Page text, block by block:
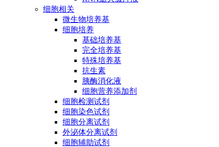
细胞相关
微生物培养基
细胞培养
基础培养基
完全培养基
特殊培养基
抗生素
胰酶消化液
细胞营养添加剂
细胞检测试剂
细胞染色试剂
细胞分离试剂
外泌体分离试剂
细胞辅助试剂